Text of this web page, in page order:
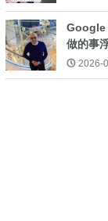
Google
做的事
2026-